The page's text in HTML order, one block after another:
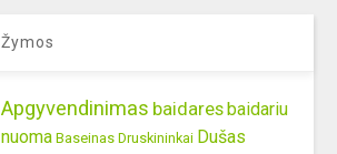
Žymos
Apgyvendinimas baidaresbaidariu
nuoma Baseinas Druskininkai Dušas